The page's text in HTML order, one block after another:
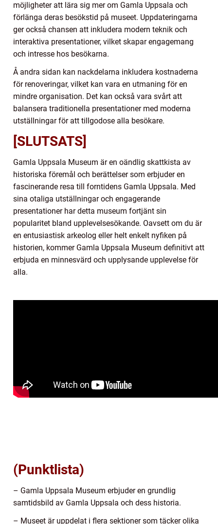
möjligheter att lära sig mer om Gamla Uppsala och
förlänga deras besökstid på museet. Uppdateringarna
ger också chansen att inkludera modern teknik och
interaktiva presentationer, vilket skapar engagemang
och intresse hos besökarna.
Å andra sidan kan nackdelarna inkludera kostnaderna
för renoveringar, vilket kan vara en utmaning för en
mindre organisation. Det kan också vara svårt att
balansera traditionella presentationer med moderna
utställningar för att tillgodose alla besökare.
[SLUTSATS]
Gamla Uppsala Museum är en oändlig skattkista av
historiska föremål och berättelser som erbjuder en
fascinerande resa till forntidens Gamla Uppsala. Med
sina otaliga utställningar och engagerande
presentationer har detta museum fortjänt sin
popularitet bland upplevelsesökande. Oavsett om du är
en entusiastisk arkeolog eller helt enkelt nyfiken på
historien, kommer Gamla Uppsala Museum definitivt att
erbjuda en minnesvärd och upplysande upplevelse för
alla.
(Punktlista)
– Gamla Uppsala Museum erbjuder en grundlig
samtidsbild av Gamla Uppsala och dess historia.
– Museet är uppdelat i flera sektioner som täcker olika